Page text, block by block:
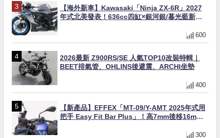
【海外新車】Kawasaki「Ninja ZX-6R」2027
年式北美發表！636cc四缸×銀河銀/暮光藍新色
600
2026最新 Z900RS/SE 人氣TOP10改裝特輯｜
BEET排氣管、OHLINS後避震、ARCHI坐墊
400
【新產品】EFFEX「MT-09/Y-AMT 2025年式用
把手 Easy Fit Bar Plus」！高7mm後移16mm
300